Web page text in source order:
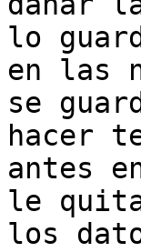
lo
en las
se
hacer
antes
le
los